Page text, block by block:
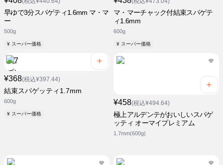
早ゆで3分スパゲティ1.6mm マ・マ
ー
500g
¥ スーパー価格
マ・マーチャック付結束スパゲテ
ィ1.6mm
600g
¥ スーパー価格
¥368(税込¥397.44)
結束スパゲッティ1.7mm
600g
¥ スーパー価格
¥458(税込¥494.64)
極上アルデンテがおいしいスパゲ
ッティ オーマイプレミアム
1.7mm(600g)